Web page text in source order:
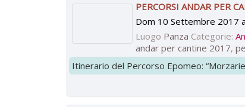
PERCORSI ANDAR PER
Dom 10 Settembre 2017
Luogo Panza Categorie:
andar per cantine 2017,
Itinerario del Percorso Epomeo: